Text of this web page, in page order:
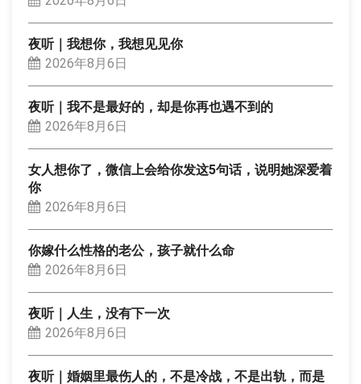
夜听｜我想你，我想见见你
2026年8月6日
夜听｜我不是最好的，却是你再也遇不到的
2026年8月6日
女人想你了，微信上会给你发这5句话，说明她深爱着
你
2026年8月6日
你嫁什么性格的老公，孩子就什么命
2026年8月6日
夜听｜人生，没有下一次
2026年8月6日
夜听｜婚姻里最伤人的，不是冷战，不是出轨，而是